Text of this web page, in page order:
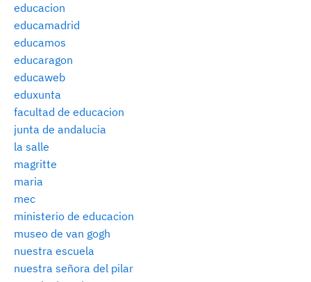
educacion
educamadrid
educamos
educaragon
educaweb
eduxunta
facultad de educacion
junta de andalucia
la salle
magritte
maria
mec
ministerio de educacion
museo de van gogh
nuestra escuela
nuestra señora del pilar